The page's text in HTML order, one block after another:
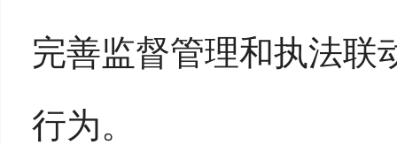
完善监督管理和执法联
行为。